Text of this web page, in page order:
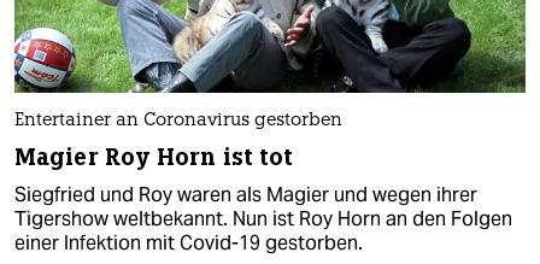
Entertainer an Coronavirus gestorben
Magier Roy Horn ist tot
Siegfried und Roy waren als Magier und wegen ihrer
Tigershow weltbekannt. Nun ist Roy Horn an den Folgen
einer Infektion mit Covid-19 gestorben.